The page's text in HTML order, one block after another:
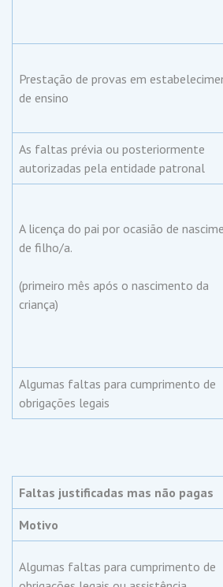
Prestação de provas em
de ensino
As faltas prévia ou posteriormente
autorizadas pela entidade patronal
A licença do pai por ocasião de
de filho/a.
(primeiro mês após o nascimento da
criança)
Algumas faltas para cumprimento de
obrigações legais
Faltas justificadas mas não pagas
Motivo
Algumas faltas para cumprimento de